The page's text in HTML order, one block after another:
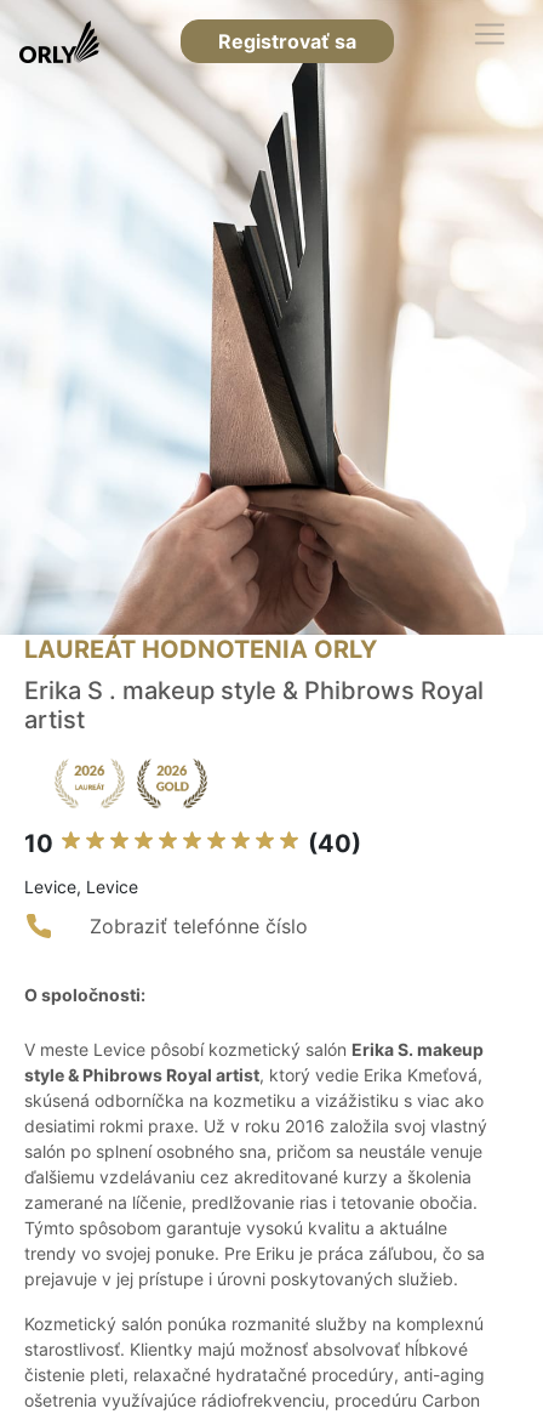
Registrovať sa
LAUREÁT HODNOTENIA ORLY
Erika S . makeup style & Phibrows Royal
artist
10 (40)
Levice, Levice
Zobraziť telefónne číslo
O spoločnosti:
V meste Levice pôsobí kozmetický salón Erika S. makeup
style & Phibrows Royal artist, ktorý vedie Erika Kmeťová,
skúsená odborníčka na kozmetiku a vizážistiku s viac ako
desiatimi rokmi praxe. Už v roku 2016 založila svoj vlastný
salón po splnení osobného sna, pričom sa neustále venuje
ďalšiemu vzdelávaniu cez akreditované kurzy a školenia
zamerané na líčenie, predlžovanie rias i tetovanie obočia.
Týmto spôsobom garantuje vysokú kvalitu a aktuálne
trendy vo svojej ponuke. Pre Eriku je práca záľubou, čo sa
prejavuje v jej prístupe i úrovni poskytovaných služieb.
Kozmetický salón ponúka rozmanité služby na komplexnú
starostlivosť. Klientky majú možnosť absolvovať hĺbkové
čistenie pleti, relaxačné hydratačné procedúry, anti-aging
ošetrenia využívajúce rádiofrekvenciu, procedúru Carbon